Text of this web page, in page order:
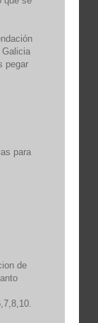
Galicia
pegar
para
de